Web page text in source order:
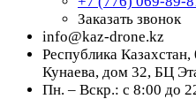
Заказать звонок
info@kaz-drone.kz
Республика
Кунаева, дом 32, БЦ
Пн. – Вскр.: с 8:00 до